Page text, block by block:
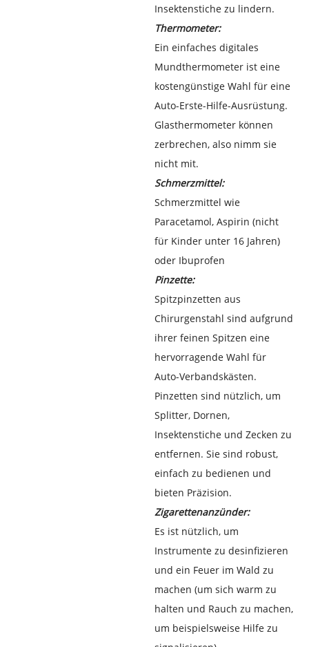
Insektenstiche zu lindern.
Thermometer:
Ein einfaches digitales
Mundthermometer ist eine
kostengünstige Wahl für eine
Auto-Erste-Hilfe-Ausrüstung.
Glasthermometer können
zerbrechen, also nimm sie
nicht mit.
Schmerzmittel:
Schmerzmittel wie
Paracetamol, Aspirin (nicht
für Kinder unter 16 Jahren)
oder Ibuprofen
Pinzette:
Spitzpinzetten aus
Chirurgenstahl sind aufgrund
ihrer feinen Spitzen eine
hervorragende Wahl für
Auto-Verbandskästen.
Pinzetten sind nützlich, um
Splitter, Dornen,
Insektenstiche und Zecken zu
entfernen. Sie sind robust,
einfach zu bedienen und
bieten Präzision.
Zigarettenanzünder:
Es ist nützlich, um
Instrumente zu desinfizieren
und ein Feuer im Wald zu
machen (um sich warm zu
halten und Rauch zu machen,
um beispielsweise Hilfe zu